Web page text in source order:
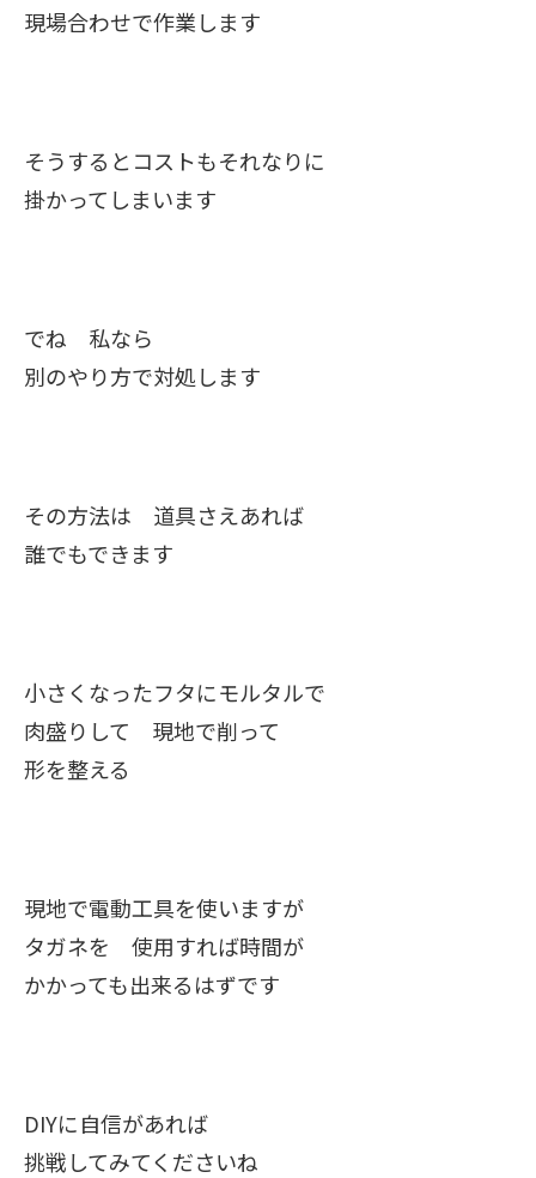
現場合わせで作業します
そうするとコストもそれなりに
掛かってしまいます
でね 私なら
別のやり方で対処します
その方法は 道具さえあれば
誰でもできます
小さくなったフタにモルタルで
肉盛りして 現地で削って
形を整える
現地で電動工具を使いますが
タガネを 使用すれば時間が
かかっても出来るはずです
DIYに自信があれば
挑戦してみてくださいね